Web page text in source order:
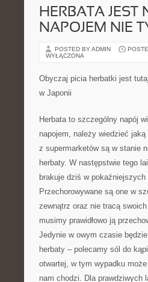
HERBATA JEST
NAPOJEM NIE
POSTED BY ADMIN
WYŁĄCZONA
Obyczaj picia herbatki jest
w Japonii
Herbata to szczególny napój
napojem, należy wiedzieć
z supermarketów są w stanie
herbaty. W następstwie tego
brakuje dziś w
Przechorowywane są one w
zewnątrz oraz nie tracą
musimy prawidłowo ją
Jedynie w owym czasie
herbaty – polecamy sól do
otwartej, w tym wypadku
nam chodzi. Dla prawdziwych